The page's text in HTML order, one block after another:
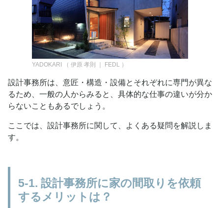
YADOKARI （ 伊原 孝則 ｜ FEDL ）
設計事務所は、意匠・構造・設備とそれぞれに専門が異な
るため、一般の人からみると、具体的な仕事の違いが分か
らないこともあるでしょう。
ここでは、設計事務所に関して、よくある疑問を解説しま
す。
5-1. 設計事務所に家の間取りを依頼
するメリットは？